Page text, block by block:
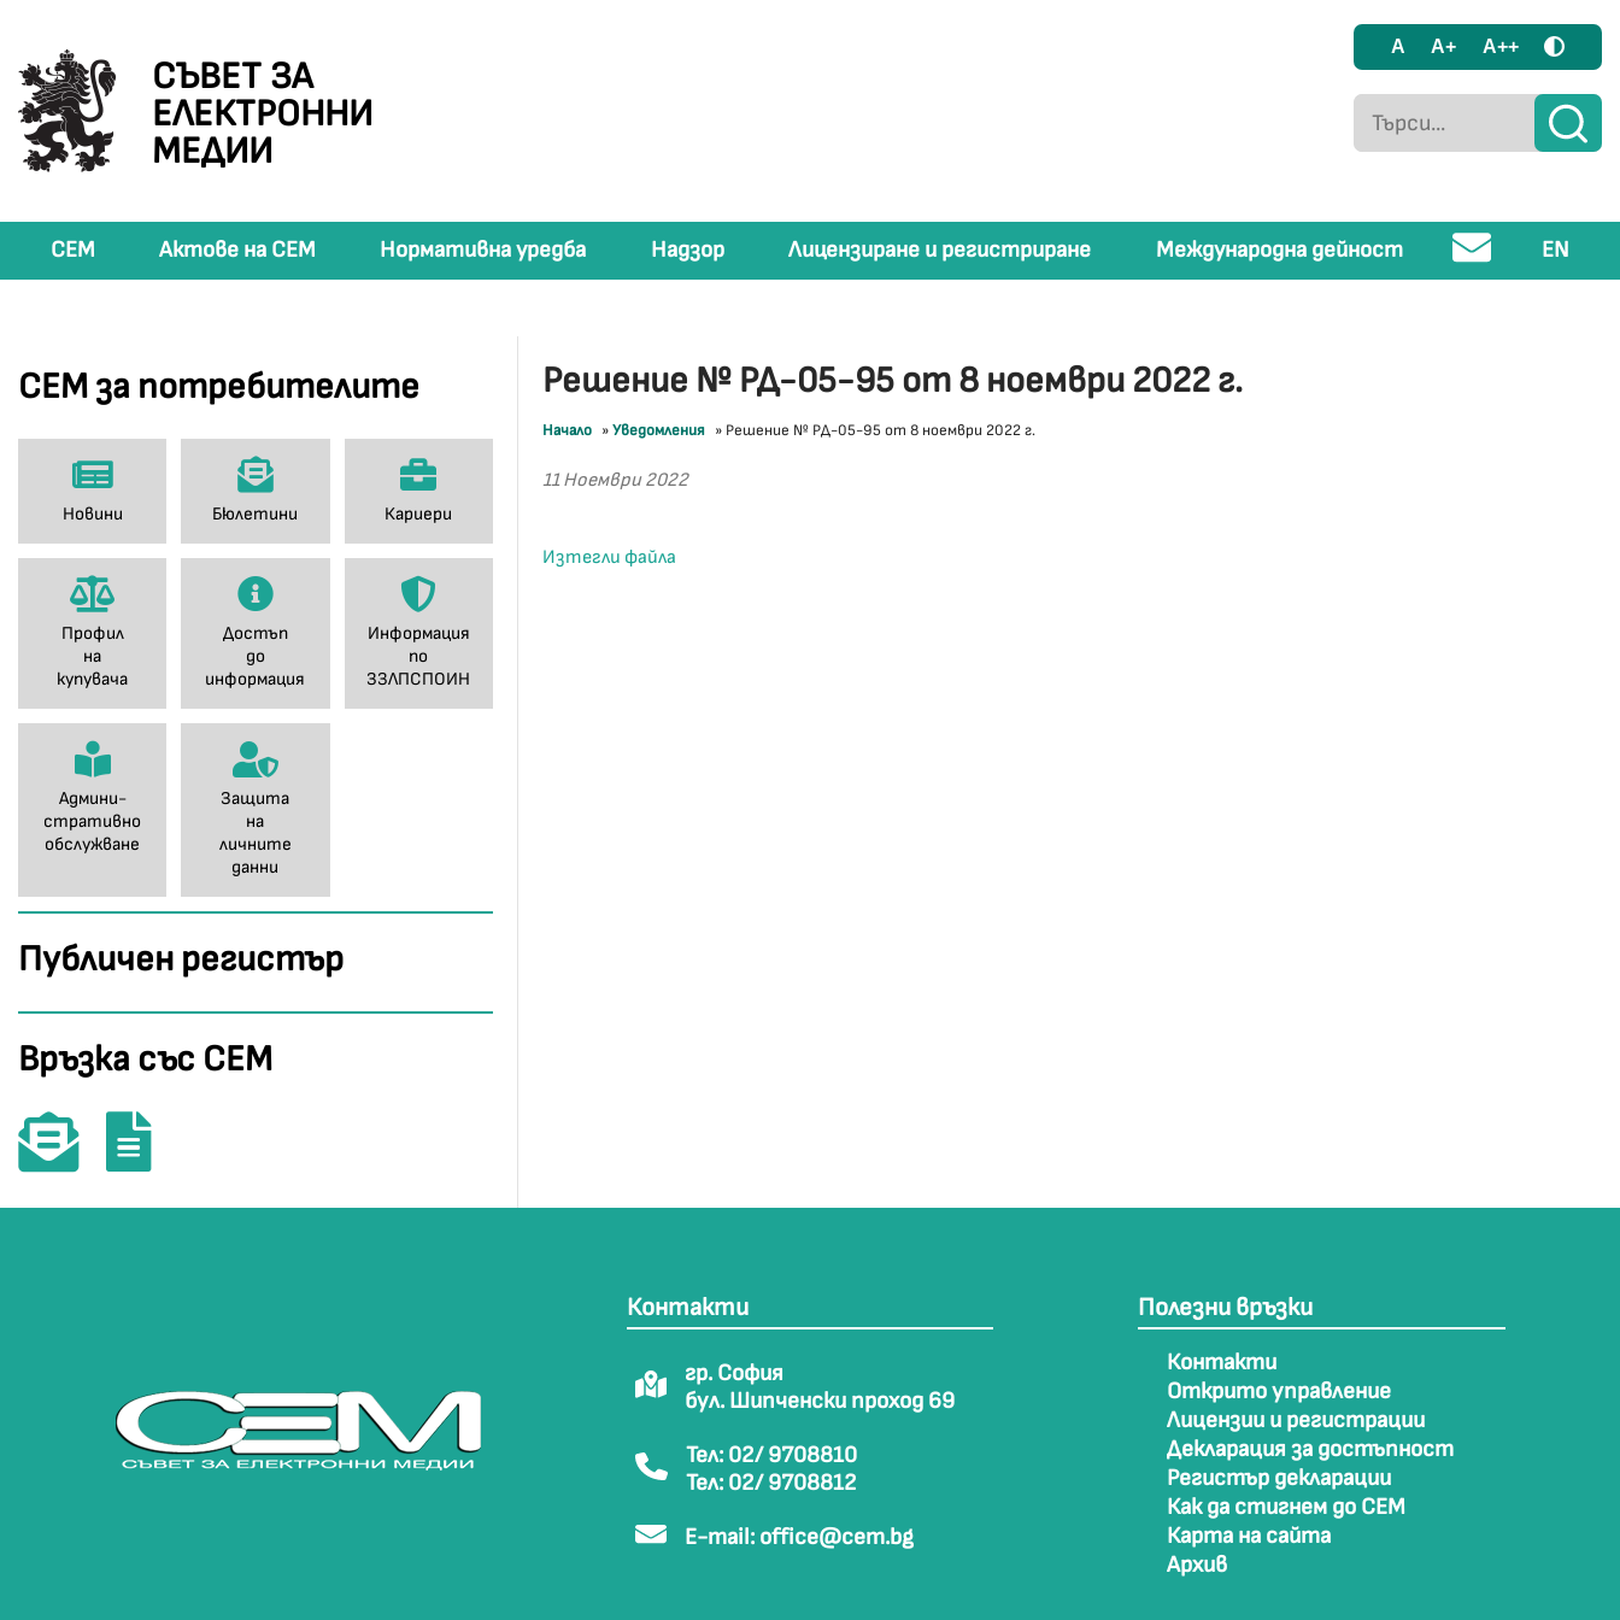
СЪВЕТ ЗА
ЕЛЕКТРОННИ
МЕДИИ
A A+ A++
СЕМ Актове на СЕМ Нормативна уредба Надзор Лицензиране и регистриране Международна дейност EN
СЕМ за потребителите
Новини Бюлетини Кариери
Профил
на
купувача
Достъп
до
информация
Информация
по
ЗЗЛПСПОИН
Админи-
стративно
обслужване
Защита
на
личните
данни
Публичен регистър
Връзка със СЕМ
Решение № РД-05-95 от 8 ноември 2022 г.
Начало »Уведомления » Решение № РД-05-95 от 8 ноември 2022 г.
11 Ноември 2022
Изтегли файла
Контакти
гр. София
бул. Шипченски проход 69
Тел: 02/ 9708810
Тел: 02/ 9708812
E-mail: office@cem.bg
Полезни връзки
Контакти
Открито управление
Лицензии и регистрации
Декларация за достъпност
Регистър декларации
Как да стигнем до СЕМ
Карта на сайта
Архив